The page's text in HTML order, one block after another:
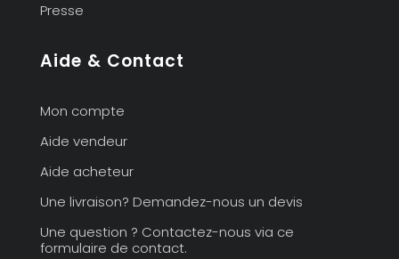
Presse
Aide & Contact
Mon compte
Aide vendeur
Aide acheteur
Une livraison? Demandez-nous un devis
Une question ? Contactez-nous via ce
formulaire de contact.